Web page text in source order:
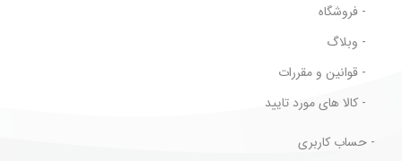
- فروشگاه
- وبلاگ
- قوانین و مقررات
- کالا های مورد تایید
- حساب کاربری